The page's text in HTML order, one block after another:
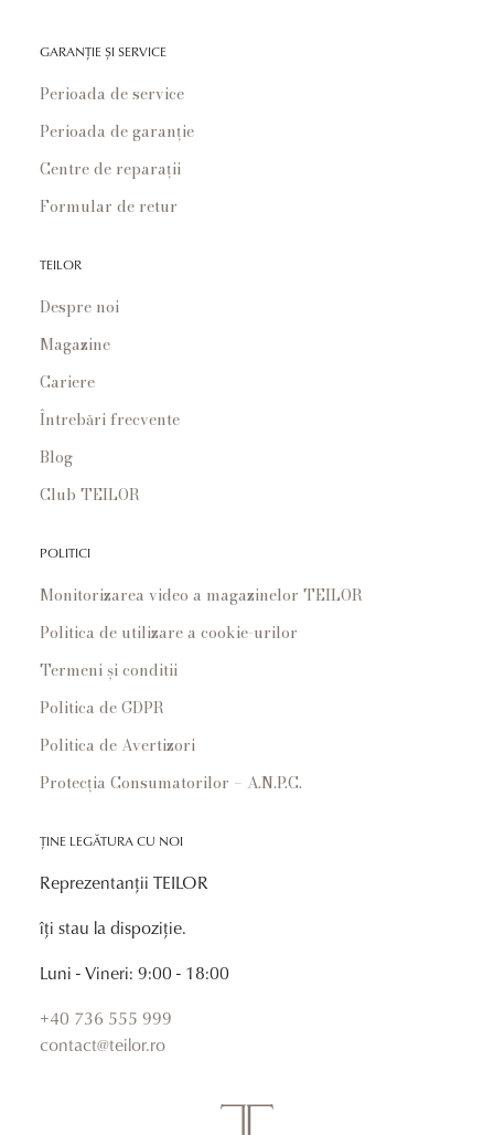
GARANȚIE ȘI SERVICE
Perioada de service
Perioada de garanție
Centre de reparații
Formular de retur
TEILOR
Despre noi
Magazine
Cariere
Întrebări frecvente
Blog
Club TEILOR
POLITICI
Monitorizarea video a magazinelor TEILOR
Politica de utilizare a cookie-urilor
Termeni și conditii
Politica de GDPR
Politica de Avertizori
Protecția Consumatorilor – A.N.P.C.
ȚINE LEGĂTURA CU NOI
Reprezentanții TEILOR
îți stau la dispoziție.
Luni - Vineri: 9:00 - 18:00
+40 736 555 999
contact@teilor.ro